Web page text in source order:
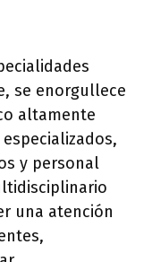
se enorgullece
altamente
y personal
una atención